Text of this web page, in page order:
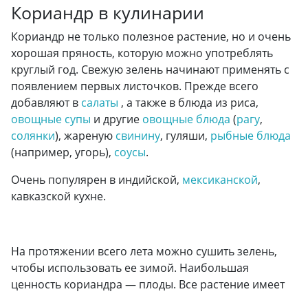
Кориандр в кулинарии
Кориандр не только полезное растение, но и очень
хорошая пряность, которую можно употреблять
круглый год. Свежую зелень начинают применять с
появлением первых листочков. Прежде всего
добавляют в салаты , а также в блюда из риса,
овощные супы и другие овощные блюда (рагу,
солянки), жареную свинину, гуляши, рыбные блюда
(например, угорь), соусы.
Очень популярен в индийской, мексиканской,
кавказской кухне.
На протяжении всего лета можно сушить зелень,
чтобы использовать ее зимой. Наибольшая
ценность кориандра — плоды. Все растение имеет